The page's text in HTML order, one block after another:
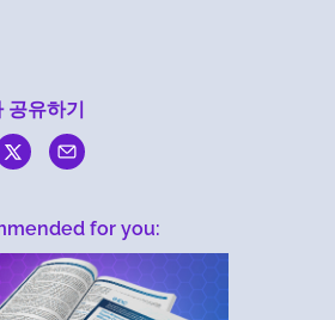
공유하기
for you: